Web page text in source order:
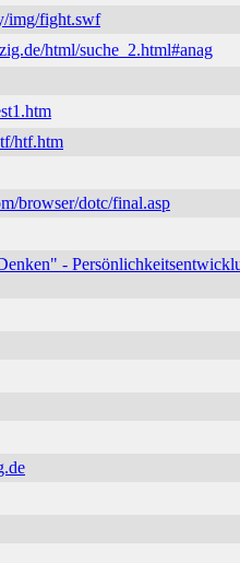
img/fight.swf
html/suche_2.html#anag
htf.htm
browser/dotc/final.asp
-